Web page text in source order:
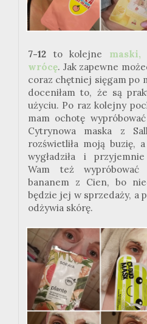
7-12 to kolejne
wrócę. Jak zapewne
coraz chętniej sięgam po
doceniłam to, że są
użyciu. Po raz kolejny
mam ochotę
Cytrynowa maska z
rozświetliła moją buzię,
wygładziła i
Wam też
bananem z Cien, bo
będzie jej w sprzedaży, a
odżywia skórę.